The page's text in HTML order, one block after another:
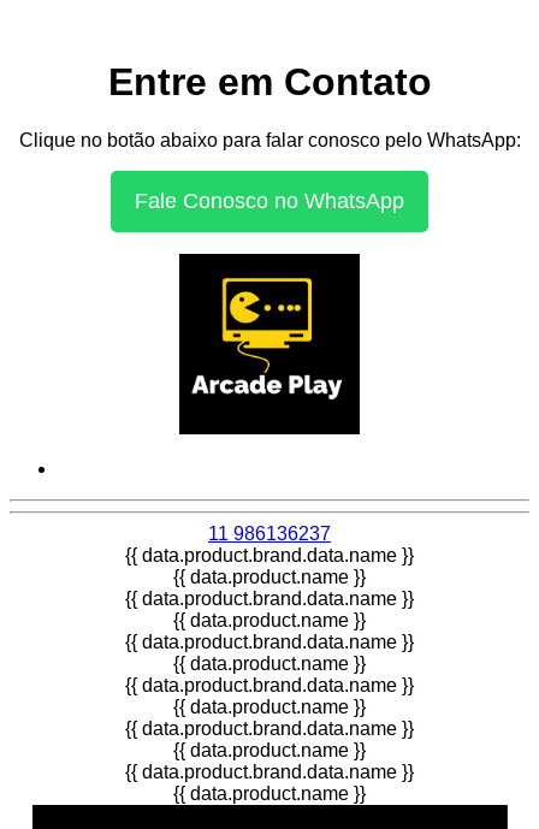
Entre em Contato
Clique no botão abaixo para falar conosco pelo WhatsApp:
Fale Conosco no WhatsApp
11 986136237
{{ data.product.brand.data.name }}
{{ data.product.name }}
{{ data.product.brand.data.name }}
{{ data.product.name }}
{{ data.product.brand.data.name }}
{{ data.product.name }}
{{ data.product.brand.data.name }}
{{ data.product.name }}
{{ data.product.brand.data.name }}
{{ data.product.name }}
{{ data.product.brand.data.name }}
{{ data.product.name }}